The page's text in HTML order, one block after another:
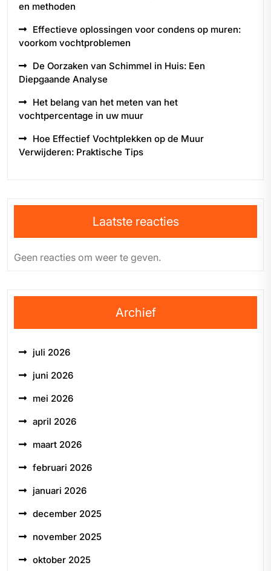
en methoden
Effectieve oplossingen voor condens op muren:
voorkom vochtproblemen
De Oorzaken van Schimmel in Huis: Een
Diepgaande Analyse
Het belang van het meten van het
vochtpercentage in uw muur
Hoe Effectief Vochtplekken op de Muur
Verwijderen: Praktische Tips
Laatste reacties
Geen reacties om weer te geven.
Archief
juli 2026
juni 2026
mei 2026
april 2026
maart 2026
februari 2026
januari 2026
december 2025
november 2025
oktober 2025